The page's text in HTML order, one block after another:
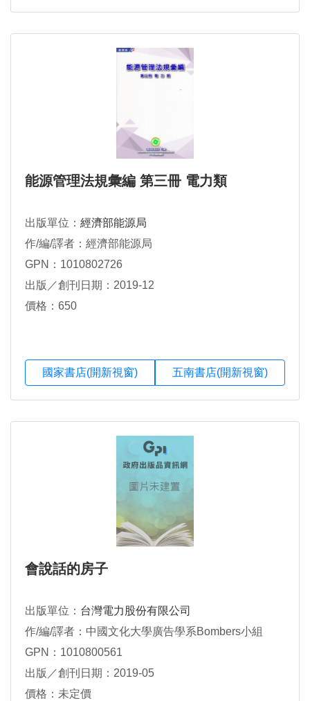
能源管理法規彙編 第三冊 電力類
出版單位： 經濟部能源局
作/編/譯者：經濟部能源局
GPN：1010802726
出版／創刊日期：2019-12
價格：650
國家書店(開新視窗) 五南書店(開新視窗)
會說話的房子
出版單位： 台灣電力股份有限公司
作/編/譯者：中國文化大學廣告學系Bombers小組
GPN：1010800561
出版／創刊日期：2019-05
價格：未定價